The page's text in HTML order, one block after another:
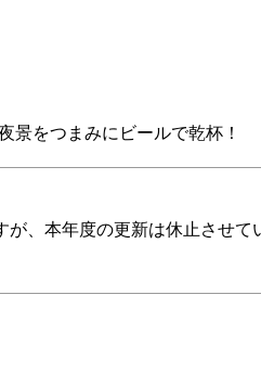
景をつまみにビールで乾杯！
、本年度の更新は休止させ